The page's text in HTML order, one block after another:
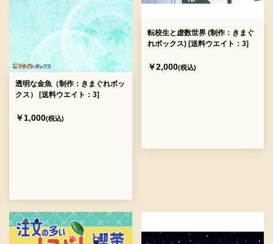
透明な金魚（制作：きまぐれボッ
クス） [送料ウエイト：3]
￥1,000(税込)
転校生と虚数世界 (制作：きまぐ
れボックス) [送料ウエイト：3]
￥2,000(税込)